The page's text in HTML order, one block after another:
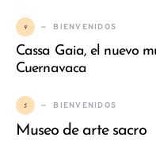
4 BIENVENIDOS
Cassa Gaia, el nuevo
Cuernavaca
5 BIENVENIDOS
Museo de arte sacro